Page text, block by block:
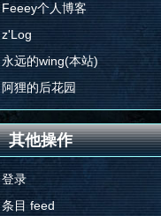
Feeey个人博客
z'Log
永远的wing(本站)
阿狸的后花园
其他操作
登录
条目 feed